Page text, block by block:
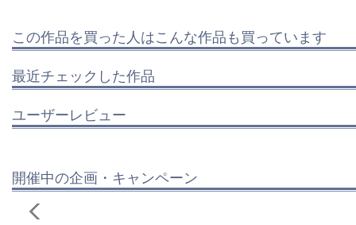
この作品を買った人はこんな作品も買っています
最近チェックした作品
ユーザーレビュー
開催中の企画・キャンペーン